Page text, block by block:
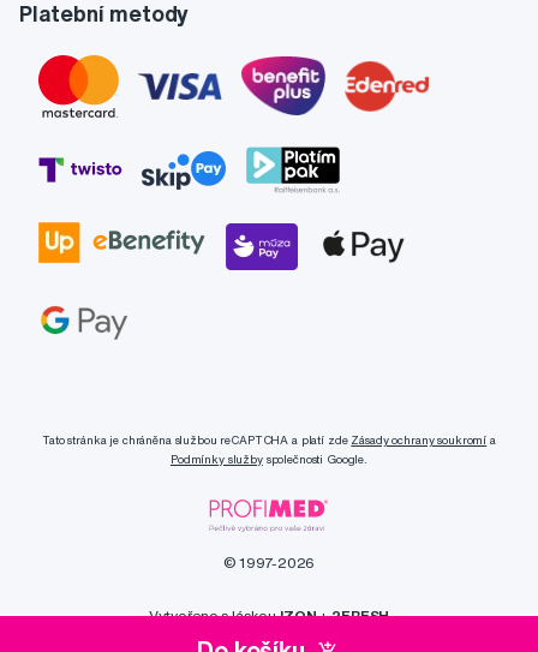
Platební metody
Tato stránka je chráněna službou reCAPTCHA a platí zde Zásady ochrany soukromí a
Podmínky službyspolečnosti Google.
© 1997-2026
Vytvořeno s láskouIZON+2FRESH